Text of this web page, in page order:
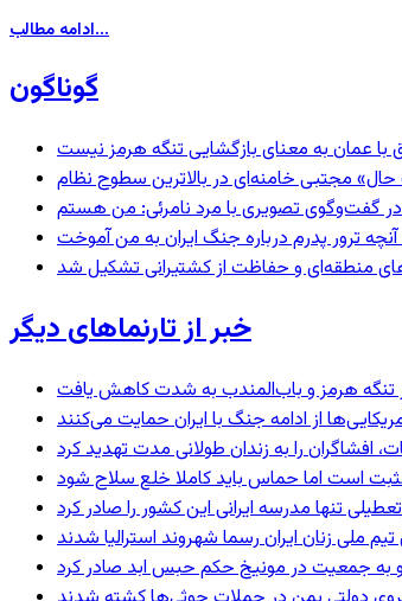
ادامه مطالب...
گوناگون
با عمان به معنای بازگشایی تنگه هرمز نیست
مجتبی خامنه‌ای در بالاترین سطوح نظام
ترور پدرم درباره جنگ ایران به من آموخت
منطقه‌ای و حفاظت از کشتیرانی تشکیل شد
خبر از تارنماهای دیگر
در تنگه هرمز و باب‌المندب به شدت کاهش یافت
از ادامه جنگ با ایران حمایت می‌کنند
افشاگران را به زندان طولانی مدت تهدید کرد
است اما حماس باید کاملا خلع سلاح شود
تنها مدرسه ایرانی این کشور را صادر کرد
ملی زنان ایران رسما شهروند استرالیا شدند
به جمعیت در مونیخ حکم حبس ابد صادر کرد